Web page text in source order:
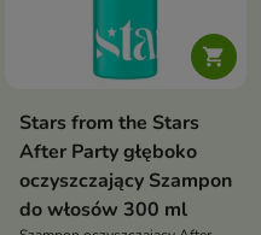

Stars from the Stars
After Party głęboko
oczyszczający Szampon
do włosów 300 ml